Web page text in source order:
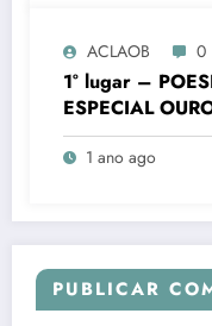
ACLAOB 0
1° lugar –
ESPECIAL
Batista Mineiro
1 ano ago
PUBLICAR